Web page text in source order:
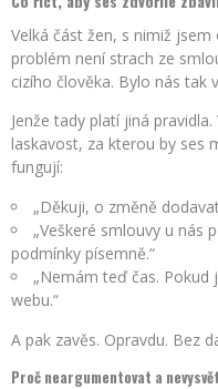
Velká část žen, s nimiž
problém není strach ze
cizího člověka. Bylo nás tak
Jenže tady platí jiná
laskavost, za kterou by ses
fungují:
„Děkuji, o změně
„Veškeré smlouvy u nás
podmínky písemně.“
„Nemám teď čas. Pokud
webu.“
A pak zavěs. Opravdu. Bez
Proč neargumentovat a